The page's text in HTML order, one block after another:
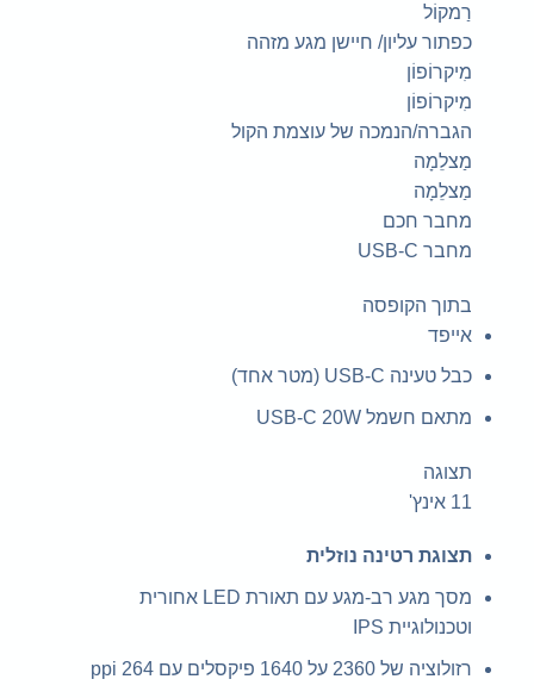
רַמקוֹל
כפתור עליון/ חיישן מגע מזהה
מִיקרוֹפוֹן
מִיקרוֹפוֹן
הגברה/הנמכה של עוצמת הקול
מַצלֵמָה
מַצלֵמָה
מחבר חכם
מחבר USB-C
בתוך הקופסה
אייפד
כבל טעינה USB-C (מטר אחד)
מתאם חשמל USB-C 20W
תצוגה
11 אינץ'
תצוגת רטינה נוזלית
מסך מגע רב-מגע עם תאורת LED אחורית
וטכנולוגיית IPS
רזולוציה של 2360 על 1640 פיקסלים עם 264 ppi